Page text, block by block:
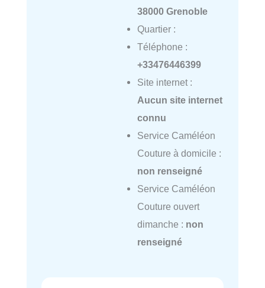
38000 Grenoble
Quartier :
Téléphone :
+33476446399
Site internet :
Aucun site internet
connu
Service Caméléon
Couture à domicile :
non renseigné
Service Caméléon
Couture ouvert
dimanche : non
renseigné